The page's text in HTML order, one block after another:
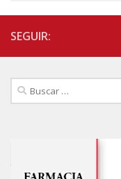
SEGUIR:
Buscar: